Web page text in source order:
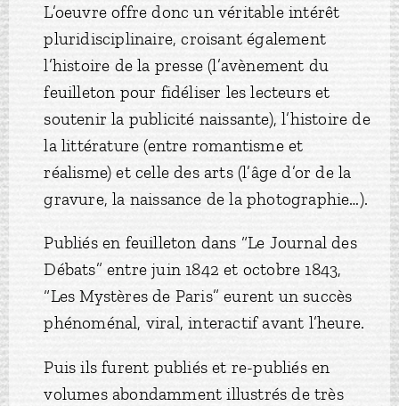
L’oeuvre offre donc un véritable intérêt
pluridisciplinaire, croisant également
l’histoire de la presse (l’avènement du
feuilleton pour fidéliser les lecteurs et
soutenir la publicité naissante), l’histoire de
la littérature (entre romantisme et
réalisme) et celle des arts (l’âge d’or de la
gravure, la naissance de la photographie…).
Publiés en feuilleton dans “Le Journal des
Débats” entre juin 1842 et octobre 1843,
“Les Mystères de Paris” eurent un succès
phénoménal, viral, interactif avant l’heure.
Puis ils furent publiés et re-publiés en
volumes abondamment illustrés de très